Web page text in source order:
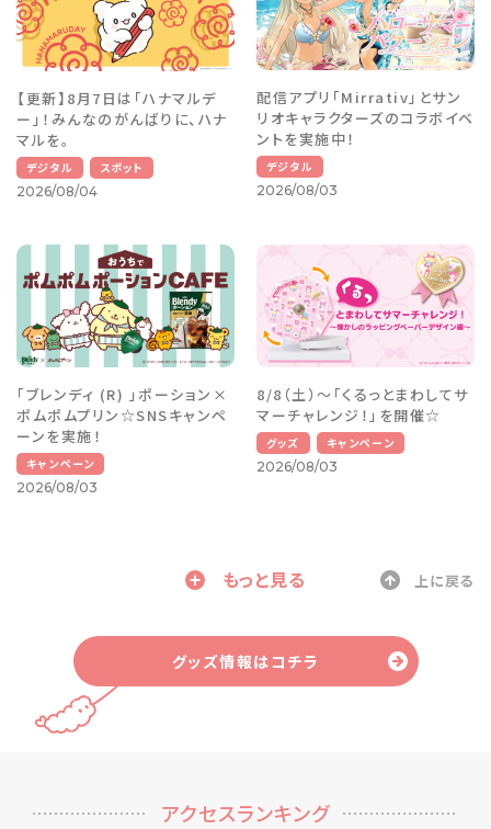
【更新】8月7日は「ハナマルデ
ー」！みんなのがんばりに、ハナ
マルを。
デジタル
スポット
2026/08/04
配信アプリ「Mirrativ」とサン
リオキャラクターズのコラボイベ
ントを実施中！
デジタル
2026/08/03
「ブレンディ (R) 」ポーション×
ポムポムプリン☆SNSキャンペ
ーンを実施！
キャンペーン
2026/08/03
8/8（土）～「くるっとまわしてサ
マーチャレンジ！」を開催☆
グッズ
キャンペーン
2026/08/03
もっと見る 上に戻る
グッズ情報はコチラ
アクセスランキング